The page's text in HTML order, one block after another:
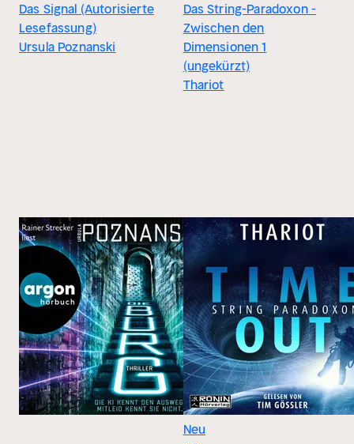
Das Signal (Autorisierte
Lesefassung)
Ursula Poznanski
Das String-Paradoxon -
Zwischen den
Dimensionen 1
(ungekürzt)
Thariot
Neu